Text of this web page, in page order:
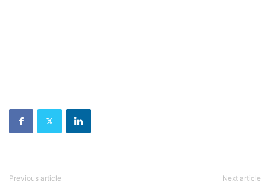
Previous article Next article